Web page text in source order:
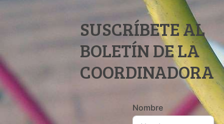
SUSCRÍBETE AL
BOLETÍN DE LA
COORDINADORA
Nombre